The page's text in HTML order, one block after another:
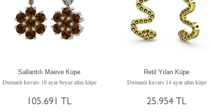
Sallantılı Maeve Küpe
Dumanlı kuvars 18 ayar beyaz altın küpe
105.691 TL
Retil Yılan Küpe
Dumanlı kuvars 14 ayar altın küpe
25.954 TL